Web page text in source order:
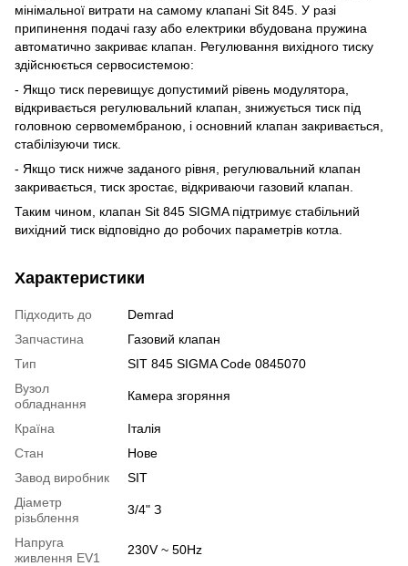
мінімальної витрати на самому клапані Sit 845. У разі
припинення подачі газу або електрики вбудована пружина
автоматично закриває клапан. Регулювання вихідного тиску
здійснюється сервосистемою:
- Якщо тиск перевищує допустимий рівень модулятора,
відкривається регулювальний клапан, знижується тиск під
головною сервомембраною, і основний клапан закривається,
стабілізуючи тиск.
- Якщо тиск нижче заданого рівня, регулювальний клапан
закривається, тиск зростає, відкриваючи газовий клапан.
Таким чином, клапан Sit 845 SIGMA підтримує стабільний
вихідний тиск відповідно до робочих параметрів котла.
Характеристики
Підходить до
Demrad
Запчастина
Газовий клапан
Тип
SIT 845 SIGMA Code 0845070
Вузол
обладнання
Камера згоряння
Країна
Італія
Стан
Нове
Завод виробник
SIT
Діаметр
різьблення
3/4" З
Напруга
живлення EV1
230V ~ 50Hz